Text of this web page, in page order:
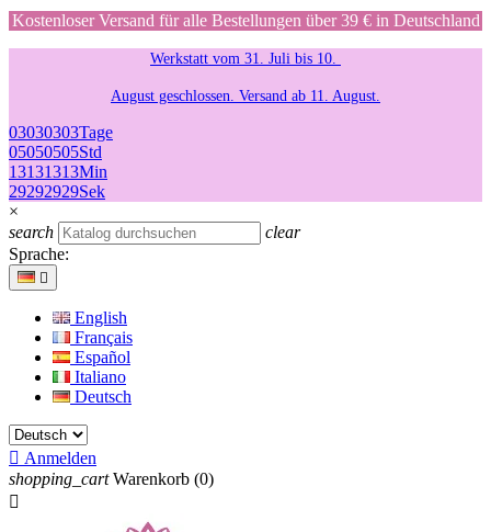
Kostenloser Versand für alle Bestellungen über 39 € in Deutschland
Werkstatt vom 31. Juli bis 10.
August geschlossen. Versand ab 11. August.
03030303Tage
05050505Std
13131313Min
29292929Sek
×
search
clear
Sprache:

English
Français
Español
Italiano
Deutsch
 Anmelden
shopping_cart Warenkorb (0)
